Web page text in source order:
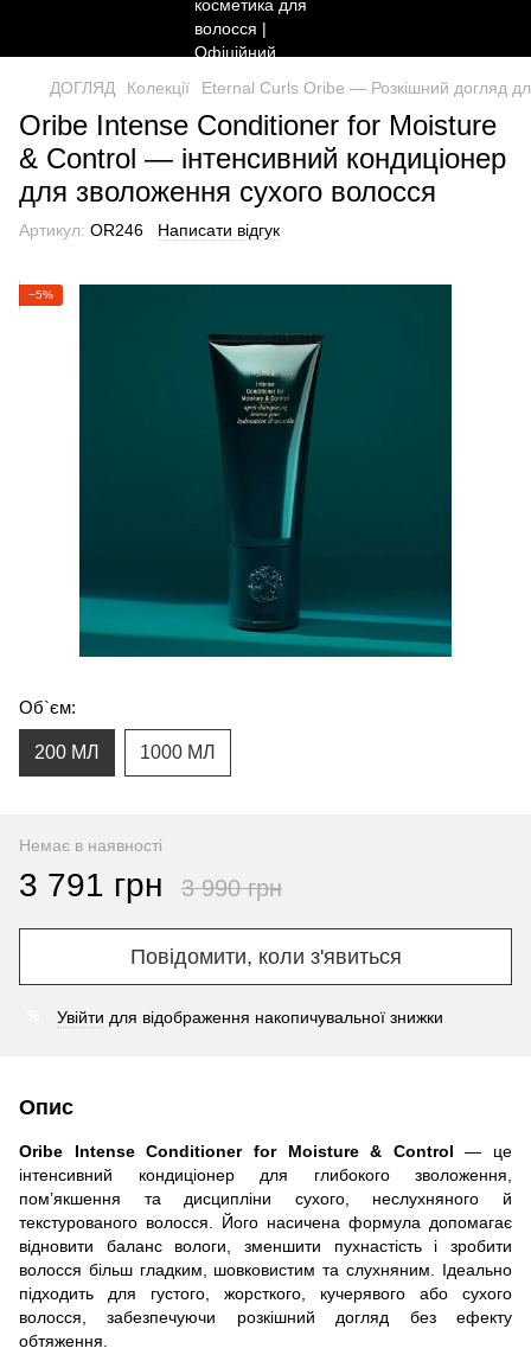
ДОГЛЯД Колекції Eternal Curls Oribe — Розкішний догляд
Oribe Intense Conditioner for Moisture
& Control — інтенсивний кондиціонер
для зволоження сухого волосся
Артикул: OR246 Написати відгук
−5%
Об`єм:
200 МЛ 1000 МЛ
Немає в наявності
3 791 грн 3 990 грн
Повідомити, коли з'явиться
Увійти для відображення накопичувальної знижки
Опис
Oribe Intense Conditioner for Moisture & Control — це
інтенсивний кондиціонер для глибокого зволоження,
пом’якшення та дисципліни сухого, неслухняного й
текстурованого волосся. Його насичена формула допомагає
відновити баланс вологи, зменшити пухнастість і зробити
волосся більш гладким, шовковистим та слухняним. Ідеально
підходить для густого, жорсткого, кучерявого або сухого
волосся, забезпечуючи розкішний догляд без ефекту
обтяження.